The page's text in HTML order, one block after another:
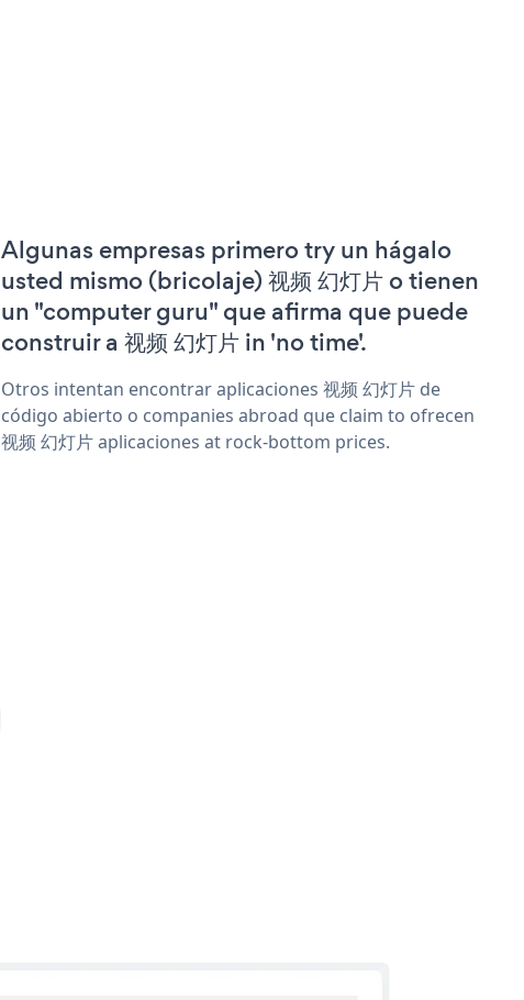
Algunas empresas primero try un hágalo
usted mismo (bricolaje) 视频 幻灯片 o tienen
un "computer guru" que afirma que puede
construir a 视频 幻灯片 in 'no time'.
Otros intentan encontrar aplicaciones 视频 幻灯片 de
código abierto o companies abroad que claim to ofrecen
视频 幻灯片 aplicaciones at rock-bottom prices.